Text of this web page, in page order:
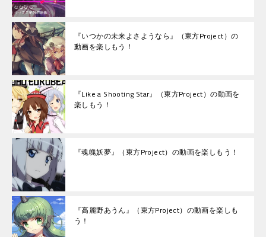
『いつかの未来よさようなら』（東方Project）の
動画を楽しもう！
『Like a Shooting Star』（東方Project）の動画を
楽しもう！
『魂魄妖夢』（東方Project）の動画を楽しもう！
『高麗野あうん』（東方Project）の動画を楽しも
う！